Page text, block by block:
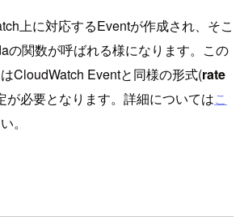
上に対応するEventが作成され、そこ
の関数が呼ばれる様になります。この
CloudWatch Eventと同様の形式(rate
が必要となります。詳細についてはこ
。